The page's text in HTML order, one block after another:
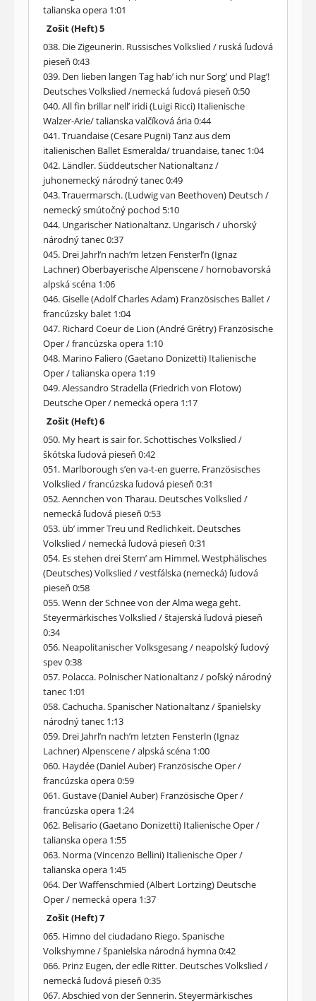
talianska opera 1:01
Zošit (Heft) 5
038. Die Zigeunerin. Russisches Volkslied / ruská ľudová
pieseň 0:43
039. Den lieben langen Tag hab’ ich nur Sorg’ und Plag’!
Deutsches Volkslied /nemecká ľudová pieseň 0:50
040. All fin brillar nell’ iridi (Luigi Ricci) Italienische
Walzer-Arie/ talianska valčíková ária 0:44
041. Truandaise (Cesare Pugni) Tanz aus dem
italienischen Ballet Esmeralda/ truandaise, tanec 1:04
042. Ländler. Süddeutscher Nationaltanz /
juhonemecký národný tanec 0:49
043. Trauermarsch. (Ludwig van Beethoven) Deutsch /
nemecký smútočný pochod 5:10
044. Ungarischer Nationaltanz. Ungarisch / uhorský
národný tanec 0:37
045. Drei Jahrl’n nach’m letzen Fensterl’n (Ignaz
Lachner) Oberbayerische Alpenscene / hornobavorská
alpská scéna 1:06
046. Giselle (Adolf Charles Adam) Französisches Ballet /
francúzsky balet 1:04
047. Richard Coeur de Lion (André Grétry) Französische
Oper / francúzska opera 1:10
048. Marino Faliero (Gaetano Donizetti) Italienische
Oper / talianska opera 1:19
049. Alessandro Stradella (Friedrich von Flotow)
Deutsche Oper / nemecká opera 1:17
Zošit (Heft) 6
050. My heart is sair for. Schottisches Volkslied /
škótska ľudová pieseň 0:42
051. Marlborough s’en va-t-en guerre. Französisches
Volkslied / francúzska ľudová pieseň 0:31
052. Aennchen von Tharau. Deutsches Volkslied /
nemecká ľudová pieseň 0:53
053. üb’ immer Treu und Redlichkeit. Deutsches
Volkslied / nemecká ľudová pieseň 0:31
054. Es stehen drei Stern’ am Himmel. Westphälisches
(Deutsches) Volkslied / vestfálska (nemecká) ľudová
pieseň 0:58
055. Wenn der Schnee von der Alma wega geht.
Steyermärkisches Volkslied / štajerská ľudová pieseň
0:34
056. Neapolitanischer Volksgesang / neapolský ľudový
spev 0:38
057. Polacca. Polnischer Nationaltanz / poľský národný
tanec 1:01
058. Cachucha. Spanischer Nationaltanz / španielsky
národný tanec 1:13
059. Drei Jahrl’n nach’m letzten Fensterln (Ignaz
Lachner) Alpenscene / alpská scéna 1:00
060. Haydée (Daniel Auber) Französische Oper /
francúzska opera 0:59
061. Gustave (Daniel Auber) Französische Oper /
francúzska opera 1:24
062. Belisario (Gaetano Donizetti) Italienische Oper /
talianska opera 1:55
063. Norma (Vincenzo Bellini) Italienische Oper /
talianska opera 1:45
064. Der Waffenschmied (Albert Lortzing) Deutsche
Oper / nemecká opera 1:37
Zošit (Heft) 7
065. Himno del ciudadano Riego. Spanische
Volkshymne / španielska národná hymna 0:42
066. Prinz Eugen, der edle Ritter. Deutsches Volkslied /
nemecká ľudová pieseň 0:35
067. Abschied von der Sennerin. Steyermärkisches